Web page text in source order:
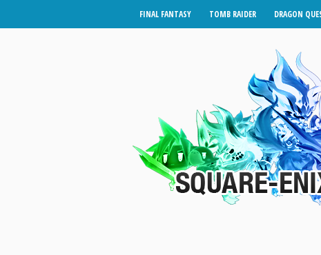
FINAL FANTASY TOMB RAIDER DRAGON